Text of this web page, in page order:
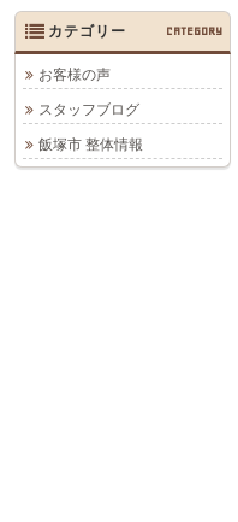
カテゴリー CATEGORY
お客様の声
スタッフブログ
飯塚市 整体情報